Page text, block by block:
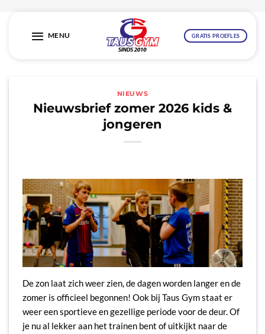
MENU GRATIS PROEFLES
NIEUWS
Nieuwsbrief zomer 2026 kids &
jongeren
De zon laat zich weer zien, de dagen worden langer en de
zomer is officieel begonnen! Ook bij Taus Gym staat er
weer een sportieve en gezellige periode voor de deur. Of
je nu al lekker aan het trainen bent of uitkijkt naar de